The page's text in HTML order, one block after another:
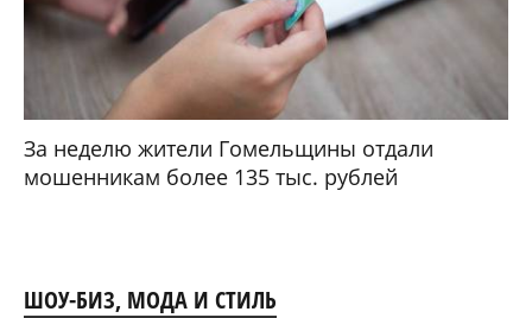
За неделю жители Гомельщины отдали
мошенникам более 135 тыс. рублей
ШОУ-БИЗ, МОДА И СТИЛЬ